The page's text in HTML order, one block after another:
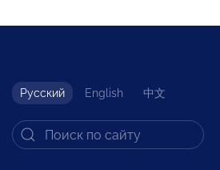
Русский English 中文